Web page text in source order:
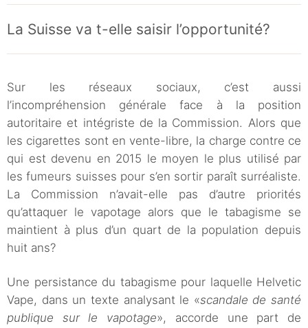
La Suisse va t-elle saisir l’opportunité?
Sur les réseaux sociaux, c’est aussi
l’incompréhension générale face à la position
autoritaire et intégriste de la Commission. Alors que
les cigarettes sont en vente-libre, la charge contre ce
qui est devenu en 2015 le moyen le plus utilisé par
les fumeurs suisses pour s’en sortir paraît surréaliste.
La Commission n’avait-elle pas d’autre priorités
qu’attaquer le vapotage alors que le tabagisme se
maintient à plus d’un quart de la population depuis
huit ans?
Une persistance du tabagisme pour laquelle Helvetic
Vape, dans un texte analysant le «scandale de santé
publique sur le vapotage», accorde une part de